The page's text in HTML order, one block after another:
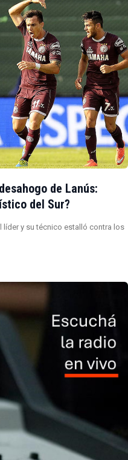
de Lanús:
del Sur?
líder y su técnico estalló contra los